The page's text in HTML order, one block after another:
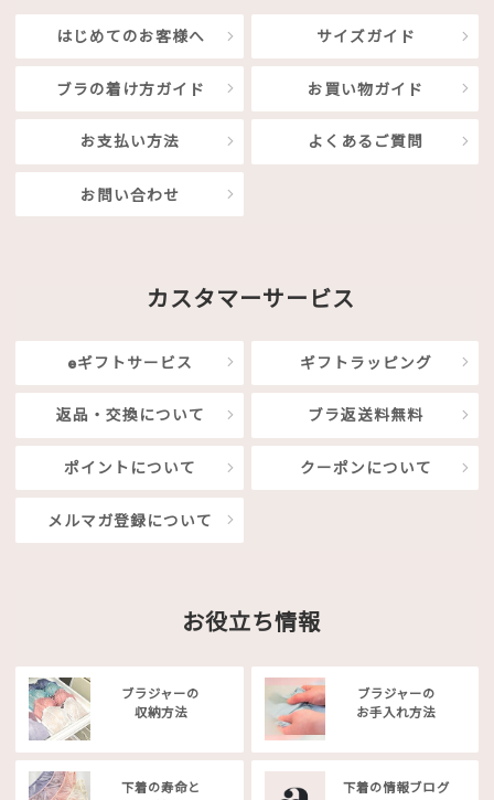
はじめてのお客様へ サイズガイド
ブラの着け方ガイド お買い物ガイド
お支払い方法 よくあるご質問
お問い合わせ
カスタマーサービス
eギフトサービス ギフトラッピング
返品・交換について ブラ返送料無料
ポイントについて クーポンについて
メルマガ登録について
お役立ち情報
ブラジャーの
収納方法
ブラジャーの
お手入れ方法
下着の寿命と
下着の情報ブログ